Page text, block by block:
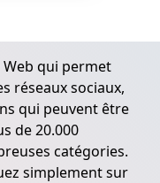
qui permet
réseaux sociaux,
qui peuvent être
de 20.000
catégories.
simplement sur